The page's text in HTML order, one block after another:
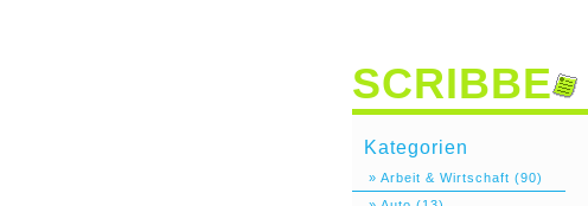
SCRIBBE
Kategorien
» Arbeit & Wirtschaft (90)